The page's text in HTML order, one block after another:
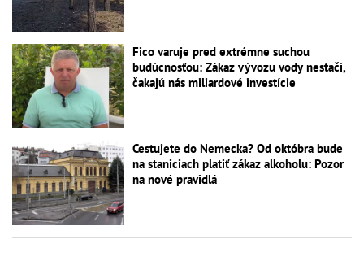
Fico varuje pred extrémne suchou
budúcnosťou: Zákaz vývozu vody nestačí,
čakajú nás miliardové investície
Cestujete do Nemecka? Od októbra bude
na staniciach platiť zákaz alkoholu: Pozor
na nové pravidlá